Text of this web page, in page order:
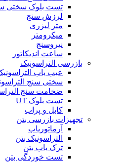
تست بلوک سختی
لرزش سنج
متر لیزری
میکرومتر
نیروسنج
ساعت اندیکاتور
بازرسی التراسونیک
عیب یاب
سختی سنج
ضخامت سنج
تست بلوک UT
کابل و پراب
تجهیزات بازرسی بتن
آرماتوریاب
التراسونیک بتن
ترک یاب بتن
تست خوردگی بتن